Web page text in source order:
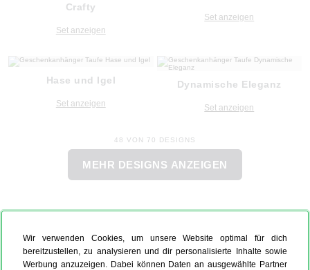
Wir verwenden Cookies, um unsere Website optimal für dich
bereitzustellen, zu analysieren und dir personalisierte Inhalte sowie
Werbung anzuzeigen. Dabei können Daten an ausgewählte Partner
Crafty
Set anzeigen
Set anzeigen
Hase und Igel
Set anzeigen
Dynamische Eleganz
Set anzeigen
48 VON 70 DESIGNS
MEHR DESIGNS ANZEIGEN